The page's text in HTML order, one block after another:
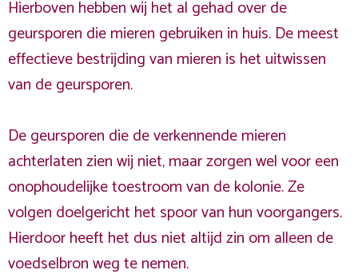
Hierboven hebben wij het al gehad over de
geursporen die mieren gebruiken in huis. De meest
effectieve bestrijding van mieren is het uitwissen
van de geursporen.
De geursporen die de verkennende mieren
achterlaten zien wij niet, maar zorgen wel voor een
onophoudelijke toestroom van de kolonie. Ze
volgen doelgericht het spoor van hun voorgangers.
Hierdoor heeft het dus niet altijd zin om alleen de
voedselbron weg te nemen.